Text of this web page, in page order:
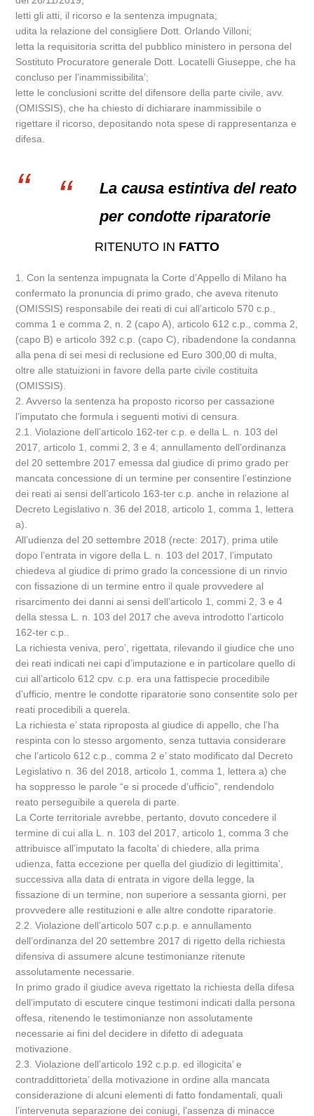
letti gli atti, il ricorso e la sentenza impugnata;
udita la relazione del consigliere Dott. Orlando Villoni;
letta la requisitoria scritta del pubblico ministero in persona del
Sostituto Procuratore generale Dott. Locatelli Giuseppe, che ha
concluso per l’inammissibilita’;
lette le conclusioni scritte del difensore della parte civile, avv.
(OMISSIS), che ha chiesto di dichiarare inammissibile o
rigettare il ricorso, depositando nota spese di rappresentanza e
difesa.
La causa estintiva del reato
per condotte riparatorie
RITENUTO IN FATTO
1. Con la sentenza impugnata la Corte d’Appello di Milano ha
confermato la pronuncia di primo grado, che aveva ritenuto
(OMISSIS) responsabile dei reati di cui all’articolo 570 c.p.,
comma 1 e comma 2, n. 2 (capo A), articolo 612 c.p., comma 2,
(capo B) e articolo 392 c.p. (capo C), ribadendone la condanna
alla pena di sei mesi di reclusione ed Euro 300,00 di multa,
oltre alle statuizioni in favore della parte civile costituita
(OMISSIS).
2. Avverso la sentenza ha proposto ricorso per cassazione
l’imputato che formula i seguenti motivi di censura.
2.1. Violazione dell’articolo 162-ter c.p. e della L. n. 103 del
2017, articolo 1, commi 2, 3 e 4; annullamento dell’ordinanza
del 20 settembre 2017 emessa dal giudice di primo grado per
mancata concessione di un termine per consentire l’estinzione
dei reati ai sensi dell’articolo 163-ter c.p. anche in relazione al
Decreto Legislativo n. 36 del 2018, articolo 1, comma 1, lettera
a).
All’udienza del 20 settembre 2018 (recte: 2017), prima utile
dopo l’entrata in vigore della L. n. 103 del 2017, l’imputato
chiedeva al giudice di primo grado la concessione di un rinvio
con fissazione di un termine entro il quale provvedere al
risarcimento dei danni ai sensi dell’articolo 1, commi 2, 3 e 4
della stessa L. n. 103 del 2017 che aveva introdotto l’articolo
162-ter c.p..
La richiesta veniva, pero’, rigettata, rilevando il giudice che uno
dei reati indicati nei capi d’imputazione e in particolare quello di
cui all’articolo 612 cpv. c.p. era una fattispecie procedibile
d’ufficio, mentre le condotte riparatorie sono consentite solo per
reati procedibili a querela.
La richiesta e’ stata riproposta al giudice di appello, che l’ha
respinta con lo stesso argomento, senza tuttavia considerare
che l’articolo 612 c.p., comma 2 e’ stato modificato dal Decreto
Legislativo n. 36 del 2018, articolo 1, comma 1, lettera a) che
ha soppresso le parole “e si procede d’ufficio”, rendendolo
reato perseguibile a querela di parte.
La Corte territoriale avrebbe, pertanto, dovuto concedere il
termine di cui alla L. n. 103 del 2017, articolo 1, comma 3 che
attribuisce all’imputato la facolta’ di chiedere, alla prima
udienza, fatta eccezione per quella del giudizio di legittimita’,
successiva alla data di entrata in vigore della legge, la
fissazione di un termine, non superiore a sessanta giorni, per
provvedere alle restituzioni e alle altre condotte riparatorie.
2.2. Violazione dell’articolo 507 c.p.p. e annullamento
dell’ordinanza del 20 settembre 2017 di rigetto della richiesta
difensiva di assumere alcune testimonianze ritenute
assolutamente necessarie.
In primo grado il giudice aveva rigettato la richiesta della difesa
dell’imputato di escutere cinque testimoni indicati dalla persona
offesa, ritenendo le testimonianze non assolutamente
necessarie ai fini del decidere in difetto di adeguata
motivazione.
2.3. Violazione dell’articolo 192 c.p.p. ed illogicita’ e
contraddittorieta’ della motivazione in ordine alla mancata
considerazione di alcuni elementi di fatto fondamentali, quali
l’intervenuta separazione dei coniugi, l’assenza di minacce